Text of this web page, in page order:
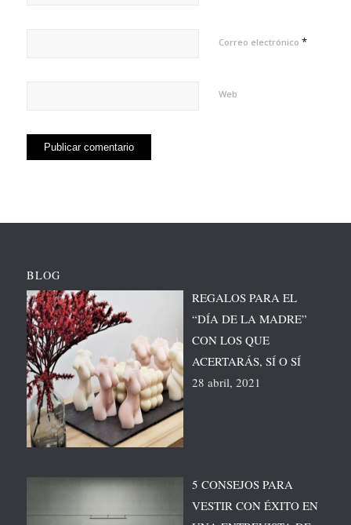
Correo electrónico *
Web
BLOG
REGALOS PARA EL
“DÍA DE LA MADRE”
CON LOS QUE
ACERTARÁS, SÍ O SÍ
28 abril, 2021
5 CONSEJOS PARA
VESTIR CON ÉXITO EN